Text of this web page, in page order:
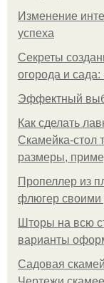
Изменение
успеха
Секреты
огорода и сада:
Эффектный
Как сделать
Скамейка-стол
размеры,
Пропеллер из
флюгер своими
Шторы на всю
варианты
Садовая